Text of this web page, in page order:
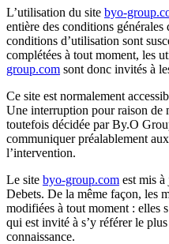
L’utilisation du site byo-
entière des conditions
conditions d’utilisation sont
complétées à tout moment, les
group.com sont donc invités à
Ce site est normalement
Une interruption pour raison de
toutefois décidée par By.O
communiquer préalablement
l’intervention.
Le site byo-group.com est mis
Debets. De la même façon, les
modifiées à tout moment : elles
qui est invité à s’y référer le
connaissance.